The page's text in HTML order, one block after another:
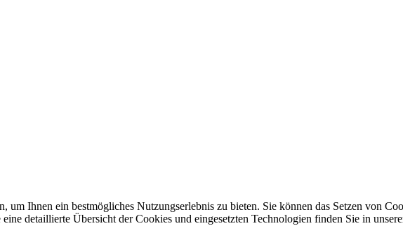
Ihnen ein bestmögliches Nutzungserlebnis zu bieten. Sie können das Setzen von
detaillierte Übersicht der Cookies und eingesetzten Technologien finden Sie in